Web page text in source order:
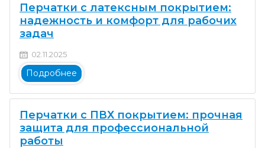
Перчатки с латексным покрытием:
надежность и комфорт для рабочих
задач
02.11.2025
Подробнее
Перчатки с ПВХ покрытием: прочная
защита для профессиональной
работы